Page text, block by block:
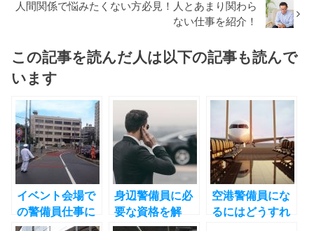
人間関係で悩みたくない方必見！人とあまり関わら
ない仕事を紹介！
この記事を読んだ人は以下の記事も読んで
います
イベント会場で
の警備員仕事に
ついて
身辺警備員に必
要な資格を解
説！業務内容や
空港警備員にな
るにはどうすれ